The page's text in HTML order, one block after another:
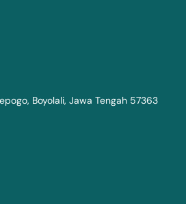
Boyolali, Jawa Tengah 57363